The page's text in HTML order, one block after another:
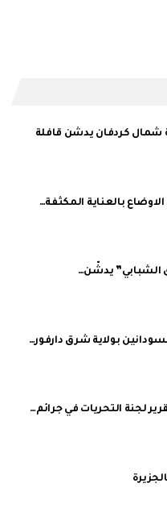
شمال كردفان يدشن قافلة
بالعناية المكثفة…
الشبابي” يدشّن…
بولاية شرق دارفور…
لجنة التحريات في جرائم…